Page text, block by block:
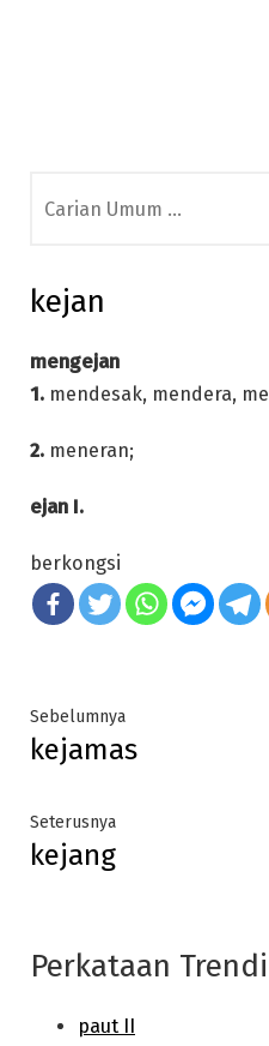
for:
kejan
mengejan
1. mendesak, mendera,
2. meneran;
ejan I.
berkongsi
Post
navigation
SebelumnyaPrevious
post:
kejamas
SeterusnyaNext
post:
kejang
Perkataan